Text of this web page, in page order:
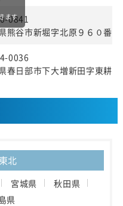
0841
熊谷市新堀字北原９６０番２
0036
春日部市下大増新田字東耕
ます
北
宮城県
秋田県
県